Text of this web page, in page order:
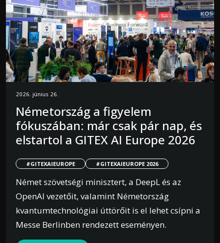
2026. június 26.
Németország a figyelem
fókuszában: már csak pár nap, és
elstartol a GITEX AI Europe 2026
#GITEXAIEUROPE #GITEXAIEUROPE 2026
Német szövetségi minisztert, a DeepL és az
OpenAI vezetőit, valamint Németország
kvantumtechnológiai úttörőit is el lehet csípni a
Messe Berlinben rendezett eseményen.